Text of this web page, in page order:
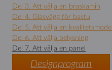
Del 3. Att välja en braskamin
Del 4. Glasvägg för bastu
Del 5. Att välja en kvalitetsmodell
Del 6. Att välja belysning
Del 7. Att välja en panel
Designprogram